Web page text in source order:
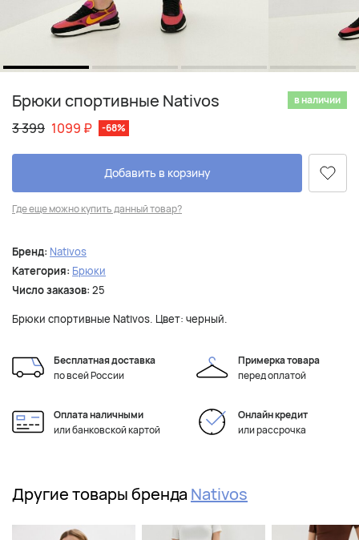
Брюки спортивные Nativos в наличии
3 399 1099 ₽ -68%
Добавить в корзину
Где еще можно купить данный товар?
Бренд: Nativos
Категория: Брюки
Число заказов: 25
Брюки спортивные Nativos. Цвет: черный.
Бесплатная доставка
по всей России
Примерка товара
перед оплатой
Оплата наличными
или банковской картой
Онлайн кредит
или рассрочка
Другие товары бренда Nativos